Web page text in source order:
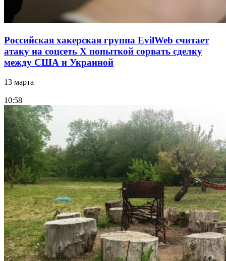
Российская хакерская группа EvilWeb считает
атаку на соцсеть Х попыткой сорвать сделку
между США и Украиной
13 марта
10:58